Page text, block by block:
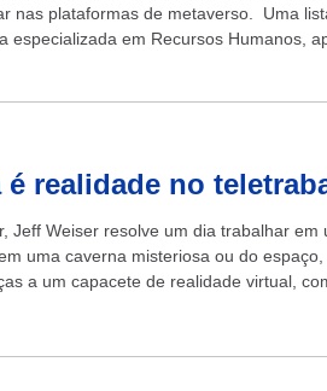
nas plataformas de metaverso. Uma
especializada em Recursos Humanos,
é realidade no
Jeff Weiser resolve um dia trabalhar em
uma caverna misteriosa ou do espaço,
a um capacete de realidade virtual,